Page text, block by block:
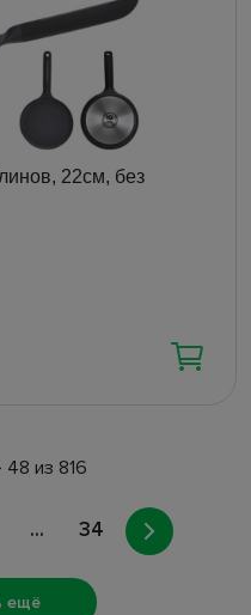
22см, без
из 816
... 34
ещё